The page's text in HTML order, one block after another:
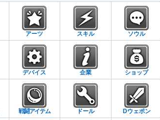
アーツ スキル ソウル
デバイス 企業 ショップ
戦闘アイテム ドール Dウェポン